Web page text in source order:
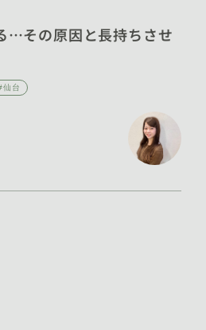
…その原因と長持ちさせ
仙台